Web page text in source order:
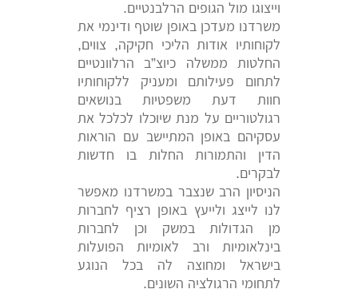
וייצוגו מול הגופים הרלבנטיים.
משרדנו מעדכן באופן שוטף ודינמי את
לקוחותיו אודות הליכי חקיקה, צווים,
החלטות ממשלה כיוצ”ב הרלוונטיים
לתחום פעילותם ומעניק ללקוחותיו
חוות דעת משפטיות בנושאים
רגולטוריים על מנת שיוכלו לכלכל את
עסקיהם באופן המתיישב עם הוראות
הדין והתמורות החלות בו חדשות
לבקרים.
הניסיון הרב שנצבר במשרדנו מאפשר
לנו לייצג ולייעץ באופן רציף לחברות
מן הגדולות במשק וכן לחברות
בינלאומיות ורב לאומיות הפועלות
בישראל ומחוצה לה בכל הנוגע
לתחומי הרגולציה השונים.